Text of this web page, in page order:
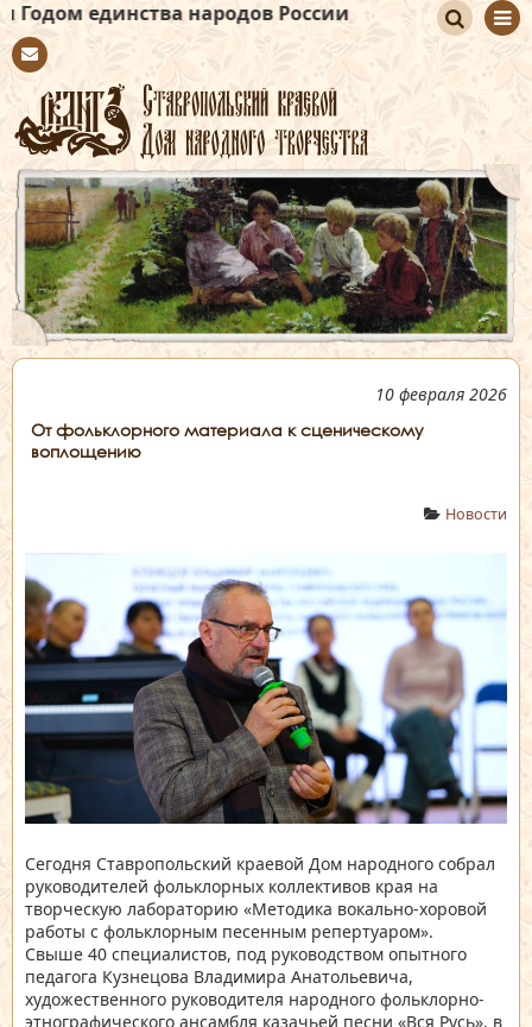
народов России
tact
иск
10 февраля 2026
От фольклорного материала к сценическому
воплощению
Новости
Сегодня Ставропольский краевой Дом народного собрал
руководителей фольклорных коллективов края на
творческую лабораторию «Методика вокально-хоровой
работы с фольклорным песенным репертуаром».
Свыше 40 специалистов, под руководством опытного
педагога Кузнецова Владимира Анатольевича,
художественного руководителя народного фольклорно-
этнографического ансамбля казачьей песни «Вся Русь», в